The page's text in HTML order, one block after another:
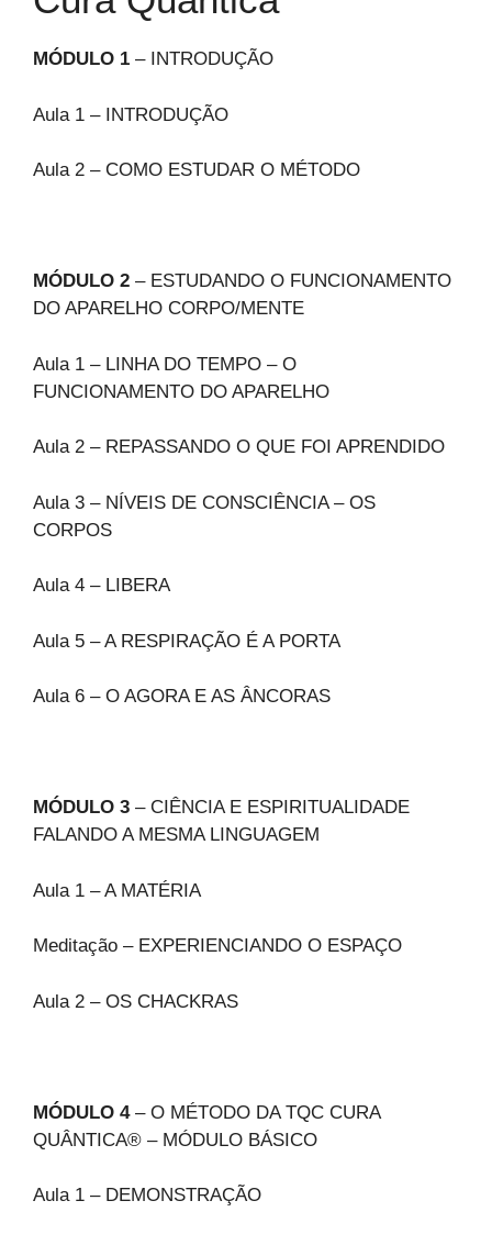
MÓDULO 1 – INTRODUÇÃO
Aula 1 – INTRODUÇÃO
Aula 2 – COMO ESTUDAR O MÉTODO
MÓDULO 2 – ESTUDANDO O FUNCIONAMENTO
DO APARELHO CORPO/MENTE
Aula 1 – LINHA DO TEMPO – O
FUNCIONAMENTO DO APARELHO
Aula 2 – REPASSANDO O QUE FOI APRENDIDO
Aula 3 – NÍVEIS DE CONSCIÊNCIA – OS
CORPOS
Aula 4 – LIBERA
Aula 5 – A RESPIRAÇÃO É A PORTA
Aula 6 – O AGORA E AS ÂNCORAS
MÓDULO 3 – CIÊNCIA E ESPIRITUALIDADE
FALANDO A MESMA LINGUAGEM
Aula 1 – A MATÉRIA
Meditação – EXPERIENCIANDO O ESPAÇO
Aula 2 – OS CHACKRAS
MÓDULO 4– O MÉTODO DA TQC CURA
QUÂNTICA® – MÓDULO BÁSICO
Aula 1 – DEMONSTRAÇÃO